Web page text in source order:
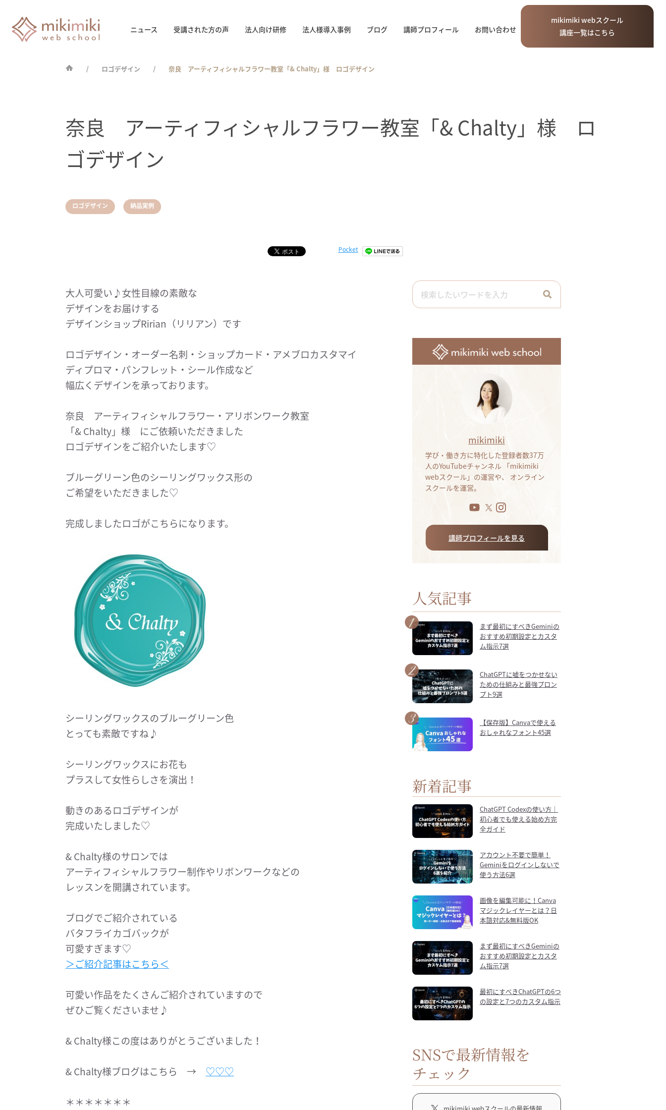
ニュース 受講された方の声 法人向け研修 法人様導入事例 ブログ 講師プロフィール お問い合わせ
mikimiki webスクール
講座一覧はこちら
ロゴデザイン 奈良 アーティフィシャルフラワー教室「& Chalty」様 ロゴデザイン
ロゴデザイン 納品実例
奈良 アーティフィシャルフラワー教室「& Chalty」様 ロ
ゴデザイン
Pocket
大人可愛い♪女性目線の素敵な
デザインをお届けする
デザインショップRirian（リリアン）です
ロゴデザイン・オーダー名刺・ショップカード・アメブロカスタマイ
ディプロマ・パンフレット・シール作成など
幅広くデザインを承っております。
奈良 アーティフィシャルフラワー・アリボンワーク教室
「& Chalty」様 にご依頼いただきました
ロゴデザインをご紹介いたします♡
ブルーグリーン色のシーリングワックス形の
ご希望をいただきました♡
完成しましたロゴがこちらになります。
シーリングワックスのブルーグリーン色
とっても素敵ですね♪
シーリングワックスにお花も
プラスして女性らしさを演出！
動きのあるロゴデザインが
完成いたしました♡
& Chalty様のサロンでは
アーティフィシャルフラワー制作やリボンワークなどの
レッスンを開講されています。
ブログでご紹介されている
バタフライカゴバックが
可愛すぎます♡
＞ご紹介記事はこちら＜
可愛い作品をたくさんご紹介されていますので
ぜひご覧くださいませ♪
& Chalty様この度はありがとうございました！
& Chalty様ブログはこちら → ♡♡♡
＊＊＊＊＊＊＊
mikimiki
学び・働き方に特化した登録者数37万
人のYouTubeチャンネル 「mikimiki
webスクール」の運営や、 オンライン
スクールを運営。
講師プロフィールを見る
人気記事
まず最初にすべきGeminiの
おすすめ初期設定とカスタ
ム指示7選
ChatGPTに嘘をつかせない
ための仕組みと最強プロン
プト9選
【保存版】Canvaで使える
おしゃれなフォント45選
新着記事
ChatGPT Codexの使い方｜
初心者でも使える始め方完
全ガイド
アカウント不要で簡単！
Geminiをログインしないで
使う方法6選
画像を編集可能に！Canva
マジックレイヤーとは？日
本語対応&無料版OK
まず最初にすべきGeminiの
おすすめ初期設定とカスタ
ム指示7選
最初にすべきChatGPTの6つ
の設定と7つのカスタム指示
SNSで最新情報を
チェック